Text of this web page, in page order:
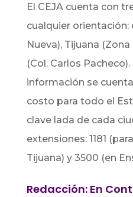
El CEJA cuenta con
cualquier orientación:
Nueva), Tijuana
(Col. Carlos
información se
costo para todo el
clave lada de cada
extensiones: 1181
Tijuana) y 3500 (en
Redacción: En